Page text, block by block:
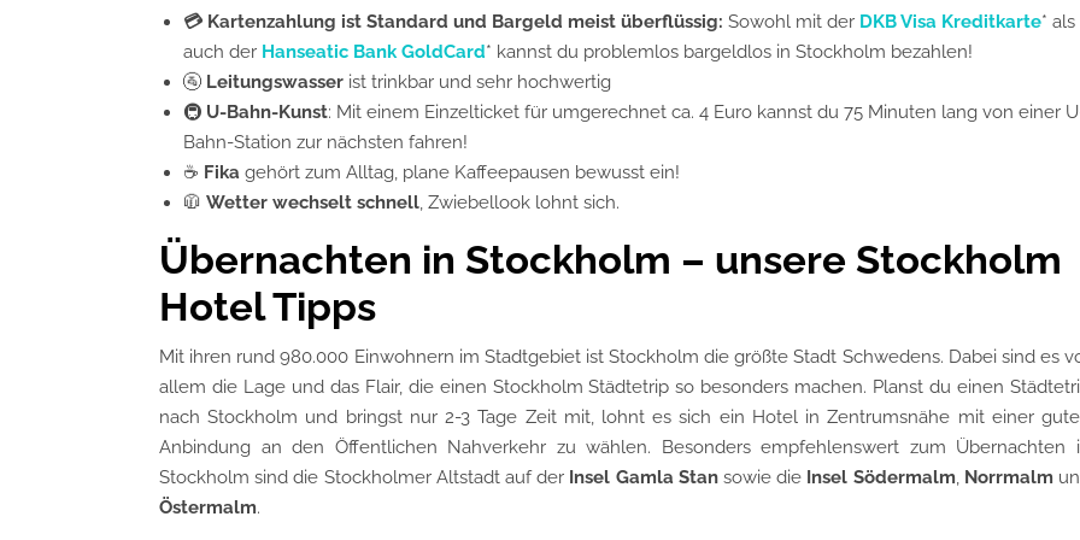
💳 Kartenzahlung ist Standard und Bargeld meist überflüssig: Sowohl mit der DKB Visa Kreditkarte* als
auch der Hanseatic Bank GoldCard* kannst du problemlos bargeldlos in Stockholm bezahlen!
🚰 Leitungswasser ist trinkbar und sehr hochwertig
🚇 U-Bahn-Kunst: Mit einem Einzelticket für umgerechnet ca. 4 Euro kannst du 75 Minuten lang von einer
Bahn-Station zur nächsten fahren!
☕ Fika gehört zum Alltag, plane Kaffeepausen bewusst ein!
🧥 Wetter wechselt schnell, Zwiebellook lohnt sich.
Übernachten in Stockholm – unsere Stockholm
Hotel Tipps
Mit ihren rund 980.000 Einwohnern im Stadtgebiet ist Stockholm die größte Stadt Schwedens. Dabei sind es
allem die Lage und das Flair, die einen Stockholm Städtetrip so besonders machen. Planst du einen
nach Stockholm und bringst nur 2-3 Tage Zeit mit, lohnt es sich ein Hotel in Zentrumsnähe mit einer
Anbindung an den Öffentlichen Nahverkehr zu wählen. Besonders empfehlenswert zum Übernachten
Stockholm sind die Stockholmer Altstadt auf der Insel Gamla Stansowie die Insel Södermalm, Norrmalm
Östermalm.